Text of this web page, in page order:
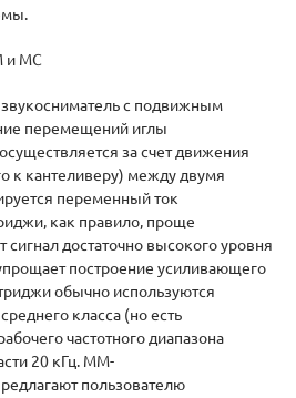
и МС
с подвижным
перемещений иглы
за счет движения
к кантеливеру) между двумя
переменный ток
как правило, проще
сигнал достаточно высокого уровня
построение усиливающего
обычно используются
класса (но есть
частотного диапазона
20 кГц. ММ-
пользователю